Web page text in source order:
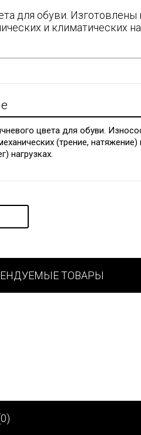
для обуви. Изготовлены
и климатических
цвета для обуви.
(трение, натяжение)
нагрузках.
ТОВАРЫ